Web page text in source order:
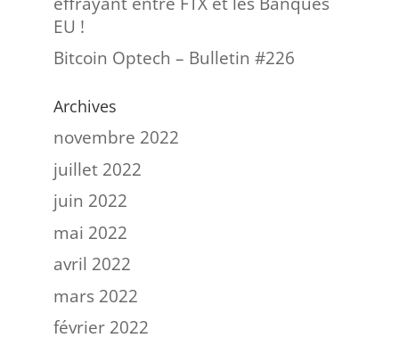
EU !
Bitcoin Optech – Bulletin #226
Archives
novembre 2022
juillet 2022
juin 2022
mai 2022
avril 2022
mars 2022
février 2022